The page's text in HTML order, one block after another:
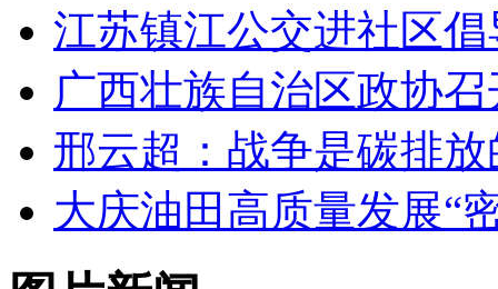
江苏镇江公交进社区
广西壮族自治区政协
邢云超：战争是碳排
大庆油田高质量发展“